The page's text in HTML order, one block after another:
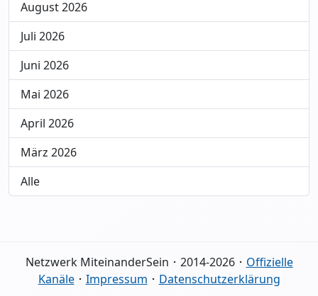
August 2026
Juli 2026
Juni 2026
Mai 2026
April 2026
März 2026
Alle
Netzwerk MiteinanderSein ･ 2014-2026 ･ Offizielle
Kanäle･ Impressum ･ Datenschutzerklärung